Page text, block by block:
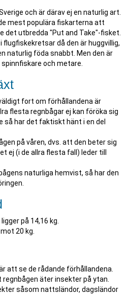
och är därav ej en naturlig art.
mest populära fiskarterna att
det utbredda "Put and Take"-fisket.
flugfiskekretsar då den är huggvillig,
naturlig föda snabbt. Men den är
och metare.
fort om förhållandena är
flesta regnbågar ej kan föröka sig
har det faktiskt hänt i en del
på våren, dvs. att den beter sig
ej (i de allra flesta fall) leder till
naturliga hemvist, så har den
på 14,16 kg.
20 kg.
att se de rådande förhållandena.
äter insekter på ytan.
såsom nattsländor, dagsländor